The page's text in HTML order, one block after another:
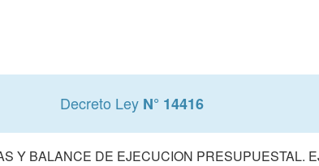
Decreto Ley N° 14416
Y BALANCE DE EJECUCION PRESUPUESTAL.